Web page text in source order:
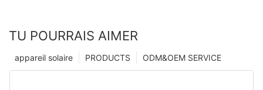
TU POURRAIS AIMER
ODM&OEM SERVICE
PRODUCTS
appareil solaire